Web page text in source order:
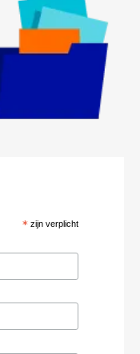
* zijn verplicht